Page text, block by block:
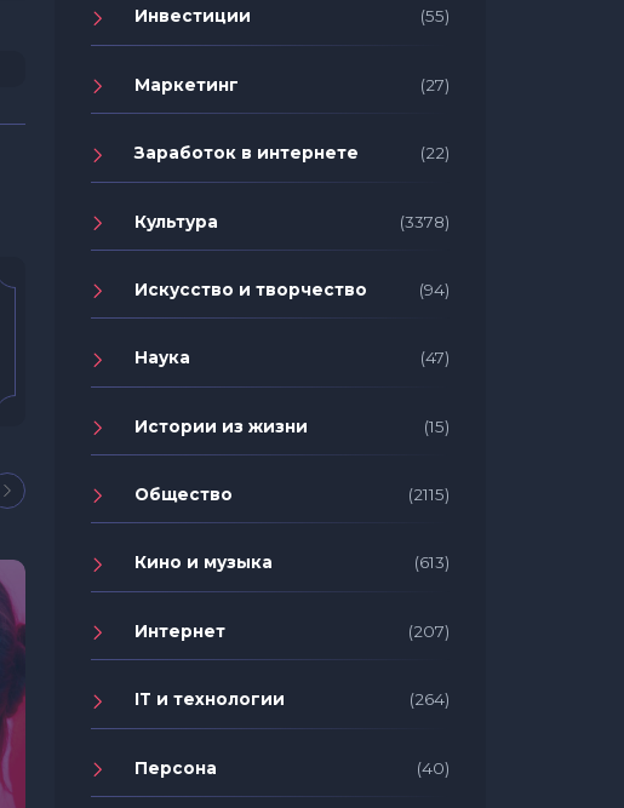
Как выбрать пилочку для
ногтей: советы по выбору и
Инвестиции (55)
Маркетинг (27)
Заработок в интернете (22)
Культура (3378)
Искусство и творчество (94)
Наука (47)
Истории из жизни (15)
Общество (2115)
Кино и музыка (613)
Интернет (207)
IT и технологии (264)
Персона (40)